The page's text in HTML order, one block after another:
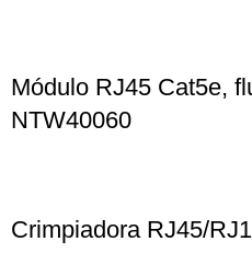
Módulo RJ45 Cat5e,
NTW40060
Crimpiadora RJ45/